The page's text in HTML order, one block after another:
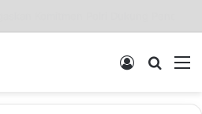
Log In